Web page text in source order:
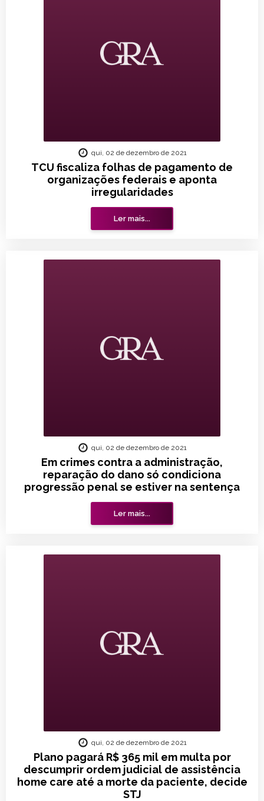
TCU fiscaliza folhas de pagamento de
organizações federais e aponta
irregularidades
qui, 02 de dezembro de 2021
Ler mais...
Em crimes contra a administração,
reparação do dano só condiciona
progressão penal se estiver na sentença
qui, 02 de dezembro de 2021
Ler mais...
Plano pagará R$ 365 mil em multa por
descumprir ordem judicial de assistência
home care até a morte da paciente, decide
STJ
qui, 02 de dezembro de 2021